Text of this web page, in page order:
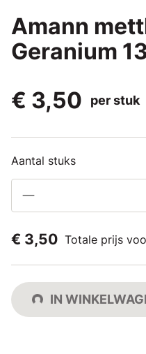
Amann
Geranium
€ 3,50
per stuk
Aantal stuks
€ 3,50 Totale prijs
IN